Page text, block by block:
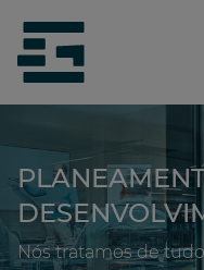
siteLogo
Nós tratamos de tudo